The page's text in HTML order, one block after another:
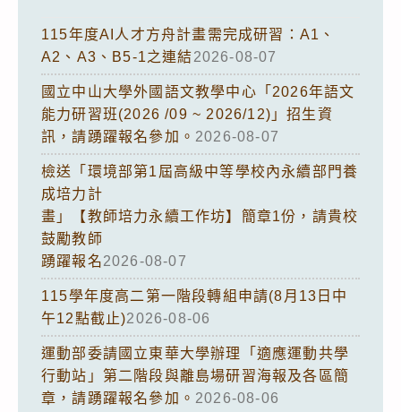
115年度AI人才方舟計畫需完成研習：A1、
A2、A3、B5-1之連結2026-08-07
國立中山大學外國語文教學中心「2026年語文
能力研習班(2026 /09 ~ 2026/12)」招生資
訊，請踴躍報名參加。 2026-08-07
檢送「環境部第1屆高級中等學校內永續部門養
成培力計
畫」【教師培力永續工作坊】簡章1份，請貴校
鼓勵教師
踴躍報名2026-08-07
115學年度高二第一階段轉組申請(8月13日中
午12點截止)2026-08-06
運動部委請國立東華大學辦理「適應運動共學
行動站」第二階段與離島場研習海報及各區簡
章，請踴躍報名參加。 2026-08-06